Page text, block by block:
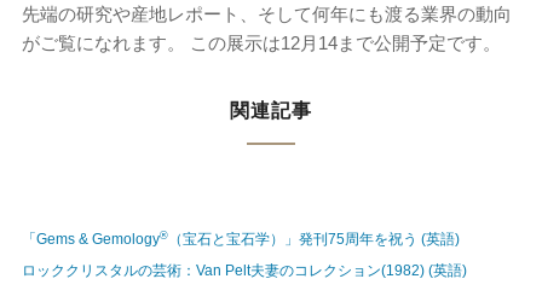
先端の研究や産地レポート、そして何年にも渡る業界の動向
がご覧になれます。 この展示は12月14まで公開予定です。
関連記事
「Gems & Gemology®
（宝石と宝石学）」発刊75周年を祝う (英語)
ロッククリスタルの芸術：Van Pelt夫妻のコレクション(1982) (英語)